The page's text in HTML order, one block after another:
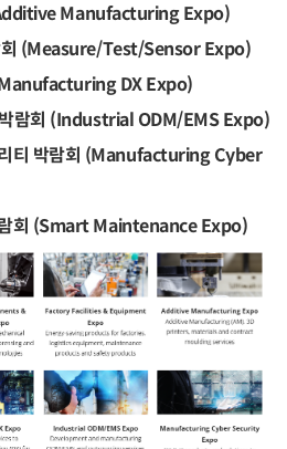
Manufacturing Expo)
회 (Measure/Test/Sensor Expo)
DX Expo)
람회 (Industrial ODM/EMS Expo)
티 박람회 (Manufacturing Cyber
람회 (Smart Maintenance Expo)